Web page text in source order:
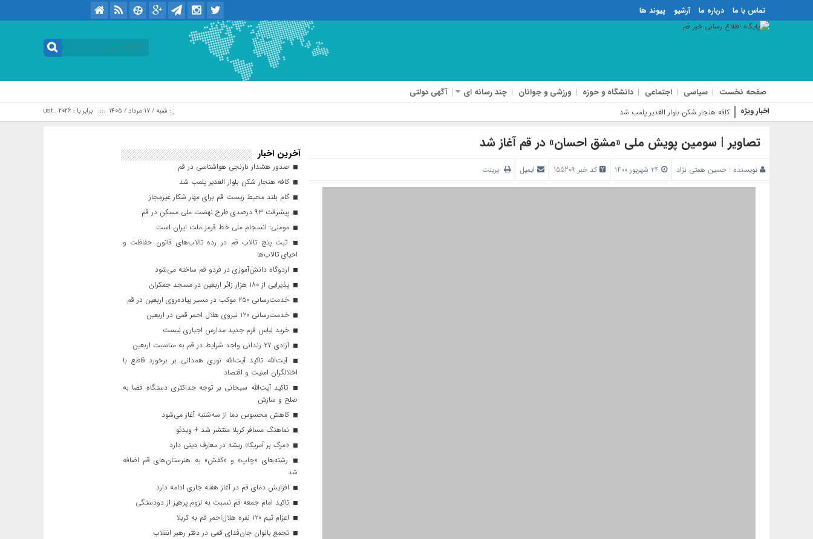
تماس با ما درباره ما آرشیو پیوند ها
صفحه نخست سیاسی اجتماعی دانشگاه و حوزه ورزشی و جوانان چند رسانه ای آگهی دولتی
اخبار ویژه کافه هنجار شکن بلوار الغدیر پلمب شد امروز : شنبه / ۱۷ مرداد / ۱۴۰۵ .::. برابر با : Saturday, 8 August , 2026
تصاویر | سومین پویش ملی «مشق احسان» در قم آغاز شد
نویسنده : حسین همتی نژاد کد خبر 155209 ایمیل پرینت
آخرین اخبار
صدور هشدار نارنجی هواشناسی در قم
کافه هنجار شکن بلوار الغدیر پلمب شد
گام بلند محیط زیست قم برای مهار شکار غیرمجاز
پیشرفت ۹۳ درصدی طرح نهضت ملی مسکن در قم
مومنی: انسجام ملی خط قرمز ملت ایران است
ثبت پنج تالاب قم در رده تالاب‌های قانون حفاظت و
احیای تالاب‌ها
اردوگاه دانش‌آموزی در فردو قم ساخته می‌شود
پذیرایی از ۱۸۰ هزار زائر اربعین در مسجد جمکران
خدمت‌رسانی ۲۵۰ موکب در مسیر پیاده‌روی اربعین در قم
خدمت‌رسانی ۱۲۰ نیروی هلال احمر قمی در اربعین
خرید لباس فرم جدید مدارس اجباری نیست
آزادی ۲۷ زندانی واجد شرایط در قم به مناسبت اربعین
آیت‌الله تاکید آیت‌الله نوری همدانی بر برخورد قاطع با
اخلالگران امنیت و اقتصاد
تاکید آیت‌الله‌ سبحانی بر توجه حداکثری دستگاه قضا به
صلح و سازش
کاهش محسوس دما از سه‌شنبه آغاز می‌شود
نماهنگ مسافر کربلا منتشر شد + ویدئو
«مرگ بر آمریکا» ریشه در معارف دینی دارد
رشته‌های «چاپ» و «کفش» به هنرستان‌های قم اضافه
شد
افزایش دمای قم در آغاز هفته جاری ادامه دارد
تاکید امام جمعه قم نسبت به لزوم پرهیز از دودستگی
اعزام تیم ۱۲۰ نفره هلال‌احمر قم به کربلا
تجمع بانوان جان‌فدای قمی در دفتر رهبر انقلاب